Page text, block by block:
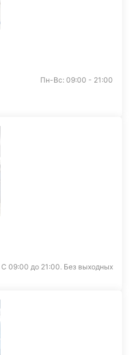
Пн-Вс: 09:00 - 21:00
С 09:00 до 21:00. Без выходных